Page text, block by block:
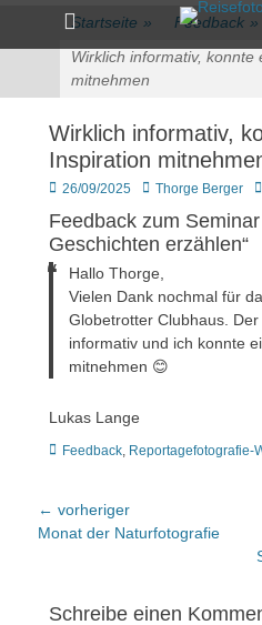
zum
Inhalt
überspringen
Primärmenü
Startseite » Feedback »
Wirklich informativ, konnte
mitnehmen
Wirklich informativ,
Inspiration
Veröffentlicht
26/09/2025 Author
Thorge Berger
Feedback zum
Geschichten erzählen“
Hallo Thorge,
Vielen Dank nochmal für
Globetrotter Clubhaus.
informativ und ich konnte
mitnehmen 😊
Lukas Lange
Kategorien
Feedback Reportagefotografie-
Beitragsnavigation
← vorheriger
Vorheriger
Monat der Naturfotografie
Schreibe einen